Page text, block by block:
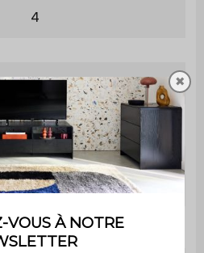
4
Oui
9 cm
32 cm
3 kg
✖